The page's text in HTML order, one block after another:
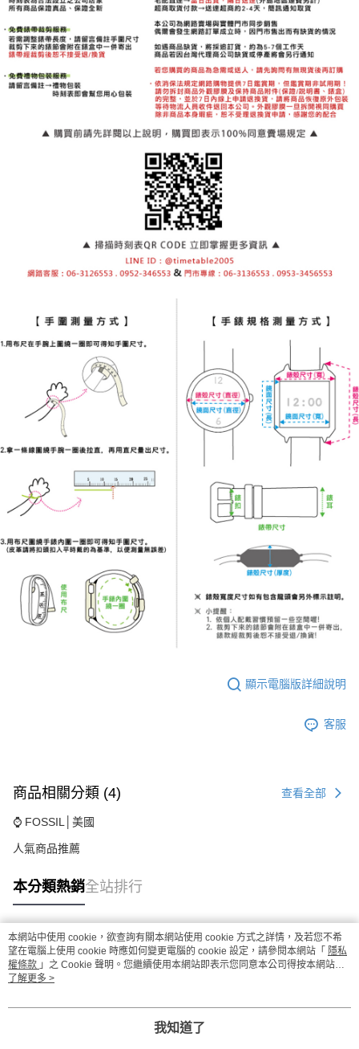
顯示電腦版詳細說明
客服
商品相關分類 (4) 查看全部
⌚ FOSSIL│美國
人氣商品推薦
本分類熱銷全站排行
熱門標籤
本網站中使用 cookie，欲查詢有關本網站使用 cookie 方式之詳情，及若您不希
望在電腦上使用 cookie 時應如何變更電腦的 cookie 設定，請參閱本網站「 隱私
權條款 」之 Cookie 聲明。您繼續使用本網站即表示您同意本公司得按本網站使
用條款之 Cookie 聲明使用 cookie。
了解更多 >
我知道了